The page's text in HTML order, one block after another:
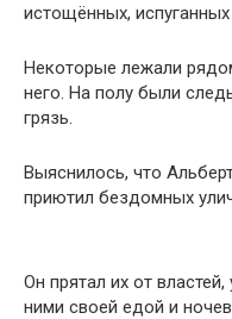
истощённых,
Некоторые лежали
него. На полу были
грязь.
Выяснилось, что
приютил бездомных
Он прятал их от
ними своей едой и